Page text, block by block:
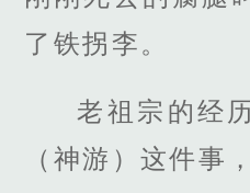
了铁拐李。
老祖宗的经
（神游）这件事